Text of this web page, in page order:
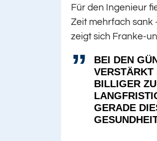
Für den Ingenieur
Zeit mehrfach sank
zeigt sich Franke-
BEI DEN
VERSTÄRKT
BILLIGER
GERADE